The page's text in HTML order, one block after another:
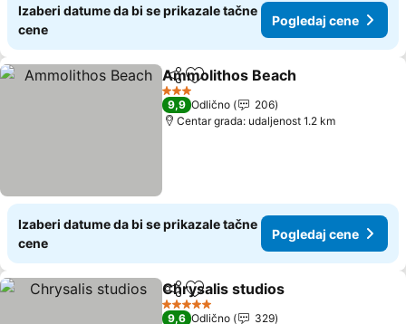
Izaberi datume da bi se prikazale tačne
cene
Pogledaj cene
Deli Dodati u favorite
Ammolithos Beach
3 Zvezdice
9,9 Odlično
206
Centar grada: udaljenost 1.2 km
Izaberi datume da bi se prikazale tačne
cene
Pogledaj cene
Deli Dodati u favorite
Chrysalis studios
5 Zvezdice
9,6 Odlično
329